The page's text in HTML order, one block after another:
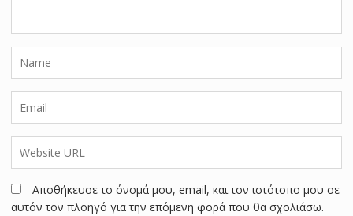
Αποθήκευσε το όνομά μου, email, και τον ιστότοπο μου σε
αυτόν τον πλοηγό για την επόμενη φορά που θα σχολιάσω.